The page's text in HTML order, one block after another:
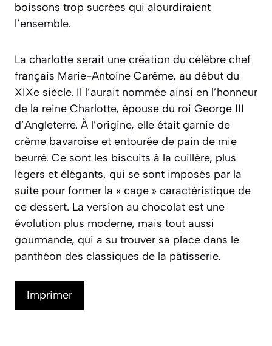
boissons trop sucrées qui alourdiraient
l’ensemble.
La charlotte serait une création du célèbre chef
français Marie-Antoine Carême, au début du
XIXe siècle. Il l’aurait nommée ainsi en l’honneur
de la reine Charlotte, épouse du roi George III
d’Angleterre. À l’origine, elle était garnie de
crème bavaroise et entourée de pain de mie
beurré. Ce sont les biscuits à la cuillère, plus
légers et élégants, qui se sont imposés par la
suite pour former la « cage » caractéristique de
ce dessert. La version au chocolat est une
évolution plus moderne, mais tout aussi
gourmande, qui a su trouver sa place dans le
panthéon des classiques de la pâtisserie.
Imprimer